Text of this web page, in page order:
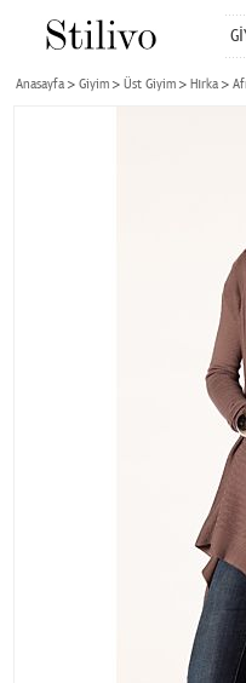
Anasayfa Giyim Üst Giyim Hırka